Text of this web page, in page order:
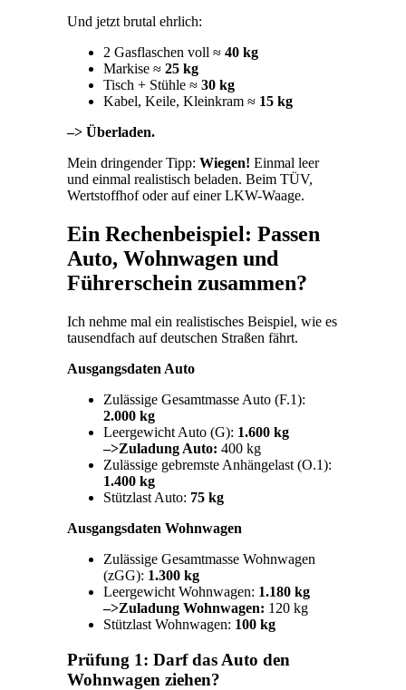
Und jetzt brutal ehrlich:
2 Gasflaschen voll ≈40 kg
Markise ≈25 kg
Tisch + Stühle ≈30 kg
Kabel, Keile, Kleinkram ≈ 15 kg
–> Überladen.
Mein dringender Tipp:Wiegen!Einmal leer
und einmal realistisch beladen. Beim TÜV,
Wertstoffhof oder auf einer LKW-Waage.
Ein Rechenbeispiel: Passen
Auto, Wohnwagen und
Führerschein zusammen?
Ich nehme mal ein realistisches Beispiel, wie es
tausendfach auf deutschen Straßen fährt.
Ausgangsdaten Auto
Zulässige Gesamtmasse Auto (F.1):
2.000 kg
Leergewicht Auto (G): 1.600 kg
–>Zuladung Auto: 400 kg
Zulässige gebremste Anhängelast (O.1):
1.400 kg
Stützlast Auto: 75 kg
Ausgangsdaten Wohnwagen
Zulässige Gesamtmasse Wohnwagen
(zGG): 1.300 kg
Leergewicht Wohnwagen: 1.180 kg
–>Zuladung Wohnwagen: 120 kg
Stützlast Wohnwagen: 100 kg
Prüfung 1: Darf das Auto den
Wohnwagen ziehen?